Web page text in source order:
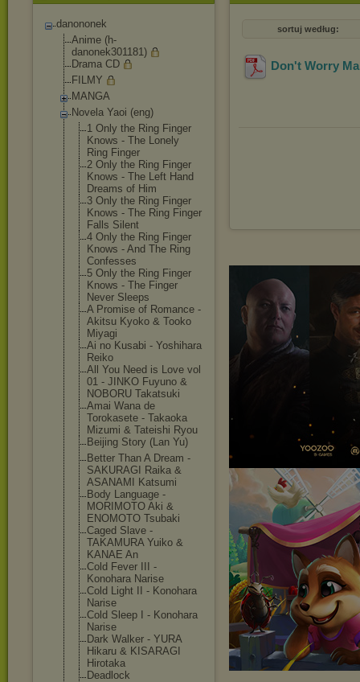
danononek
Anime (h-
danonek301181)
Drama CD
FILMY
MANGA
Novela Yaoi (eng)
1 Only the Ring Finger
Knows - The Lonely
Ring Finger
2 Only the Ring Finger
Knows - The Left Hand
Dreams of Him
3 Only the Ring Finger
Knows - The Ring Finger
Falls Silent
4 Only the Ring Finger
Knows - And The Ring
Confesses
5 Only the Ring Finger
Knows - The Finger
Never Sleeps
A Promise of Romance -
Akitsu Kyoko & Tooko
Miyagi
Ai no Kusabi - Yoshihara
Reiko
All You Need is Love vol
01 - JINKO Fuyuno &
NOBORU Takatsuki
Amai Wana de
Torokasete - Takaoka
Mizumi & Tateishi Ryou
Beijing Story (Lan Yu)
Better Than A Dream -
SAKURAGI Raika &
ASANAMI Katsumi
Body Language -
MORIMOTO Aki &
ENOMOTO Tsubaki
Caged Slave -
TAKAMURA Yuiko &
KANAE An
Cold Fever III -
Konohara Narise
Cold Light II - Konohara
Narise
Cold Sleep I - Konohara
Narise
Dark Walker - YURA
Hikaru & KISARAGI
Hirotaka
Deadlock
sortuj według:
Don't Worry